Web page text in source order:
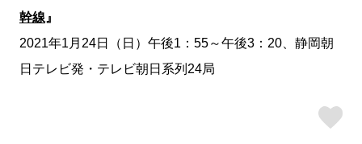
幹線』
2021年1月24日（日）午後1：55～午後3：20、静岡朝
日テレビ発・テレビ朝日系列24局